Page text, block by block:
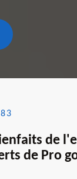
de
de Pro